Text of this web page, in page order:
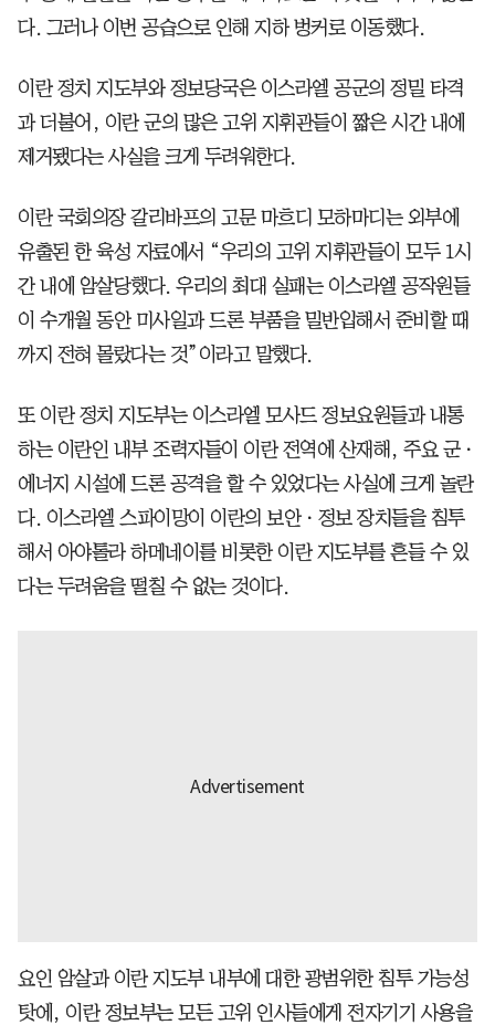
다. 그러나 이번 공습으로 인해 지하 벙커로 이동했다.
이란 정치 지도부와 정보당국은 이스라엘 공군의 정밀 타격
과 더불어, 이란 군의 많은 고위 지휘관들이 짧은 시간 내에
제거됐다는 사실을 크게 두려워한다.
이란 국회의장 갈리바프의 고문 마흐디 모하마디는 외부에
유출된 한 육성 자료에서 “우리의 고위 지휘관들이 모두 1시
간 내에 암살당했다. 우리의 최대 실패는 이스라엘 공작원들
이 수개월 동안 미사일과 드론 부품을 밀반입해서 준비할 때
까지 전혀 몰랐다는 것”이라고 말했다.
또 이란 정치 지도부는 이스라엘 모사드 정보요원들과 내통
하는 이란인 내부 조력자들이 이란 전역에 산재해, 주요 군ㆍ
에너지 시설에 드론 공격을 할 수 있었다는 사실에 크게 놀란
다. 이스라엘 스파이망이 이란의 보안ㆍ정보 장치들을 침투
해서 아야톨라 하메네이를 비롯한 이란 지도부를 흔들 수 있
다는 두려움을 떨칠 수 없는 것이다.
요인 암살과 이란 지도부 내부에 대한 광범위한 침투 가능성
탓에, 이란 정보부는 모든 고위 인사들에게 전자기기 사용을